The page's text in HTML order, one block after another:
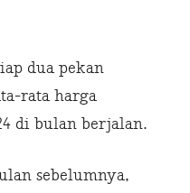
dua pekan
rata harga
di bulan berjalan.
sebelumnya,